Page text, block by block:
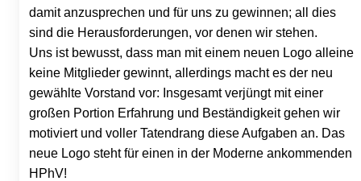
damit anzusprechen und für uns zu gewinnen; all dies
sind die Herausforderungen, vor denen wir stehen.
Uns ist bewusst, dass man mit einem neuen Logo alleine
keine Mitglieder gewinnt, allerdings macht es der neu
gewählte Vorstand vor: Insgesamt verjüngt mit einer
großen Portion Erfahrung und Beständigkeit gehen wir
motiviert und voller Tatendrang diese Aufgaben an. Das
neue Logo steht für einen in der Moderne ankommenden
HPhV!